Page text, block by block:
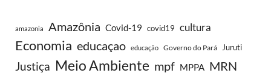
amazonia Amazônia Covid-19 covid19 cultura
Economia educaçao educação Governo do Pará Juruti
Justiça Meio Ambiente mpf MPPA MRN